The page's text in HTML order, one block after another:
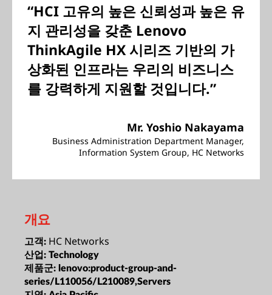
“HCI 고유의 높은 신뢰성과 높은 유
지 관리성을 갖춘 Lenovo
ThinkAgile HX 시리즈 기반의 가
상화된 인프라는 우리의 비즈니스
를 강력하게 지원할 것입니다.”
Mr. Yoshio Nakayama
Business Administration Department Manager,
Information System Group, HC Networks
개요
고객: HC Networks
산업: Technology
제품군: lenovo:product-group-and-
series/L110056/L210089,Servers